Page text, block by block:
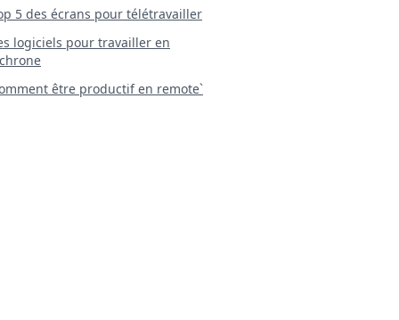
5 des écrans pour télétravailler
logiciels pour travailler en
être productif en remote`